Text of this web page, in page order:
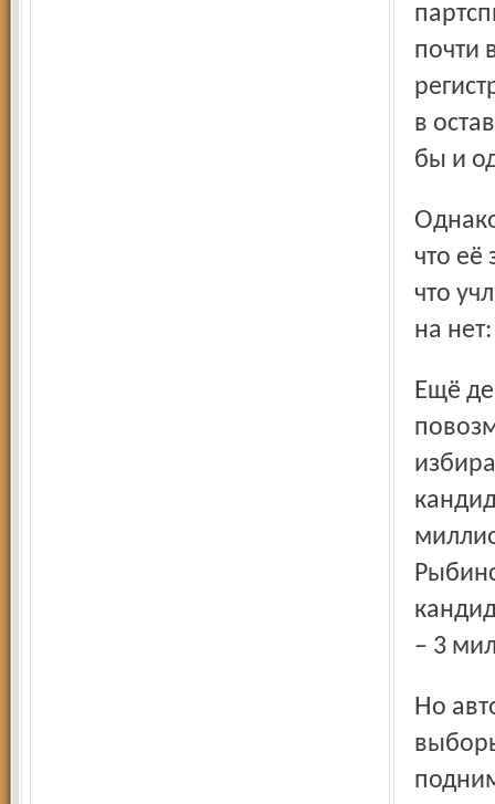
почти
в
бы и
Однако на заседании оппозиция всё равно настаивала,
что её
что
на
Ещё депутат-коммунист Михаил Парамонов
– 3
Но авторы новаций уверены, реальные затраты на